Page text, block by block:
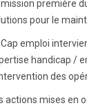
mission première
pour le
Cap emploi
handicap /
des
actions mises en